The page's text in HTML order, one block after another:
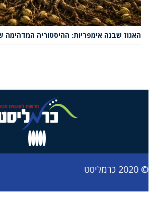
האגוז שבנה אימפריות: ההיסטוריה המדהימה
© 2020 כרמליסט